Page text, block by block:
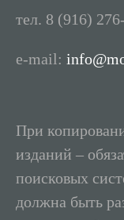
тел. 8 (916)
e-mail:
При
изданий –
поисковых
должна быть